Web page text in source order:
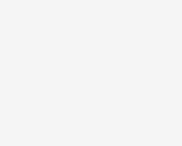
新年スタート、一緒
《つなげーと上でのLINE